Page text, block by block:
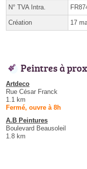
N° TVA Intra.
Création 17
Peintres à
Artdeco
Rue César Franck
1.1 km
Fermé, ouvre à 8h
A.B Peintures
Boulevard Beausoleil
1.8 km